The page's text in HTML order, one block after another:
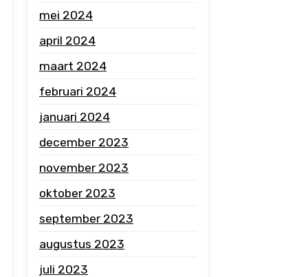
mei 2024
april 2024
maart 2024
februari 2024
januari 2024
december 2023
november 2023
oktober 2023
september 2023
augustus 2023
juli 2023